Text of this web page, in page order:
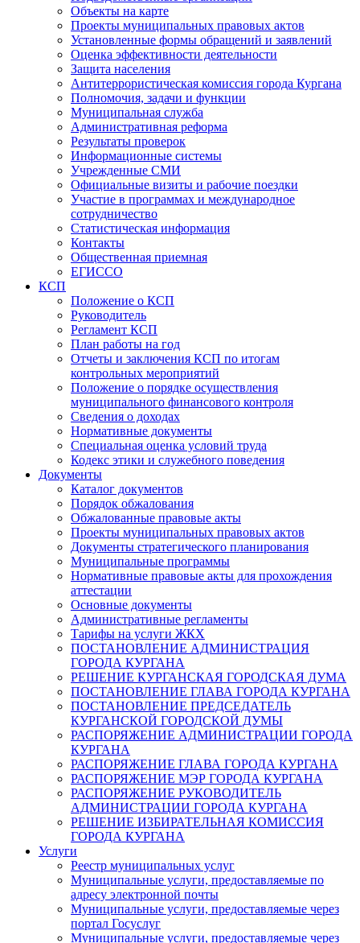
Объекты на карте
Проекты муниципальных правовых актов
Установленные формы обращений и заявлений
Оценка эффективности деятельности
Защита населения
Антитеррористическая комиссия города Кургана
Полномочия, задачи и функции
Муниципальная служба
Административная реформа
Результаты проверок
Информационные системы
Учрежденные СМИ
Официальные визиты и рабочие поездки
Участие в программах и международное
сотрудничество
Статистическая информация
Контакты
Общественная приемная
ЕГИССО
КСП
Положение о КСП
Руководитель
Регламент КСП
План работы на год
Отчеты и заключения КСП по итогам
контрольных мероприятий
Положение о порядке осуществления
муниципального финансового контроля
Сведения о доходах
Нормативные документы
Специальная оценка условий труда
Кодекс этики и служебного поведения
Документы
Каталог документов
Порядок обжалования
Обжалованные правовые акты
Проекты муниципальных правовых актов
Документы стратегического планирования
Муниципальные программы
Нормативные правовые акты для прохождения
аттестации
Основные документы
Административные регламенты
Тарифы на услуги ЖКХ
ПОСТАНОВЛЕНИЕ АДМИНИСТРАЦИЯ
ГОРОДА КУРГАНА
РЕШЕНИЕ КУРГАНСКАЯ ГОРОДСКАЯ ДУМА
ПОСТАНОВЛЕНИЕ ГЛАВА ГОРОДА КУРГАНА
ПОСТАНОВЛЕНИЕ ПРЕДСЕДАТЕЛЬ
КУРГАНСКОЙ ГОРОДСКОЙ ДУМЫ
РАСПОРЯЖЕНИЕ АДМИНИСТРАЦИИ ГОРОДА
КУРГАНА
РАСПОРЯЖЕНИЕ ГЛАВА ГОРОДА КУРГАНА
РАСПОРЯЖЕНИЕ МЭР ГОРОДА КУРГАНА
РАСПОРЯЖЕНИЕ РУКОВОДИТЕЛЬ
АДМИНИСТРАЦИИ ГОРОДА КУРГАНА
РЕШЕНИЕ ИЗБИРАТЕЛЬНАЯ КОМИССИЯ
ГОРОДА КУРГАНА
Услуги
Реестр муниципальных услуг
Муниципальные услуги, предоставляемые по
адресу электронной почты
Муниципальные услуги, предоставляемые через
портал Госуслуг
Муниципальные услуги, предоставляемые через